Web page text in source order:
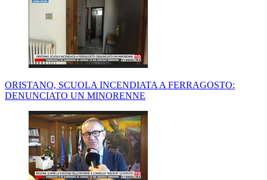
ORISTANO, SCUOLA INCENDIATA A FERRAGOSTO:
DENUNCIATO UN MINORENNE